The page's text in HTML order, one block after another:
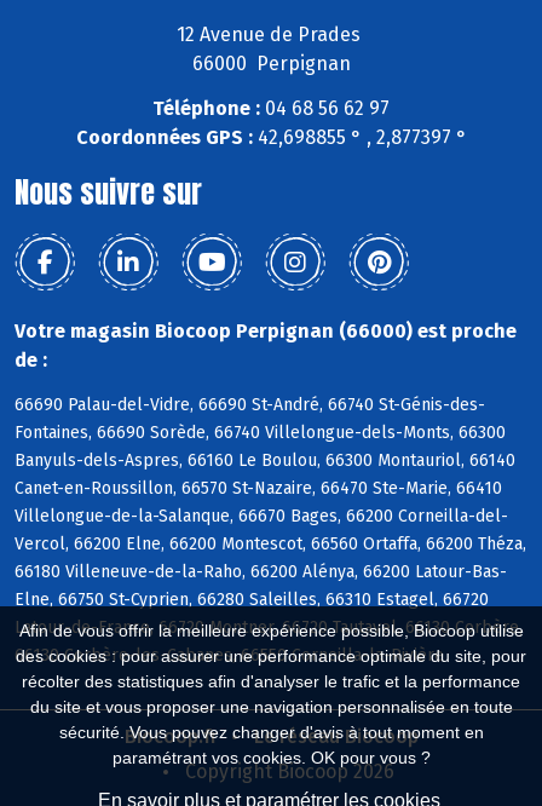
Afin de vous offrir la meilleure expérience possible, Biocoop utilise
des cookies : pour assurer une performance optimale du site, pour
récolter des statistiques afin d'analyser le trafic et la performance
du site et vous proposer une navigation personnalisée en toute
sécurité. Vous pouvez changer d'avis à tout moment en
paramétrant vos cookies. OK pour vous ?
En savoir plus et paramétrer les cookies
12 Avenue de Prades
66000 Perpignan
Téléphone : 04 68 56 62 97
Coordonnées GPS :42,698855 ° , 2,877397 °
Nous suivre sur
Votre magasin Biocoop Perpignan (66000) est proche
de :
66690 Palau-del-Vidre, 66690 St-André, 66740 St-Génis-des-
Fontaines, 66690 Sorède, 66740 Villelongue-dels-Monts, 66300
Banyuls-dels-Aspres, 66160 Le Boulou, 66300 Montauriol, 66140
Canet-en-Roussillon, 66570 St-Nazaire, 66470 Ste-Marie, 66410
Villelongue-de-la-Salanque, 66670 Bages, 66200 Corneilla-del-
Vercol, 66200 Elne, 66200 Montescot, 66560 Ortaffa, 66200 Théza,
66180 Villeneuve-de-la-Raho, 66200 Alénya, 66200 Latour-Bas-
Elne, 66750 St-Cyprien, 66280 Saleilles, 66310 Estagel, 66720
Latour-de-France, 66720 Montner, 66720 Tautavel, 66130 Corbère,
66130 Corbère-les-Cabanes, 66550 Corneilla-la-Rivière
Biocoop.fr
Le réseau Biocoop
Copyright Biocoop 2026